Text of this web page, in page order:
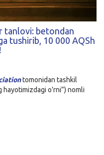
tanlovi: betondan
tushirib, 10 000 AQSh
tomonidan tashkil
o’rni”) nomli